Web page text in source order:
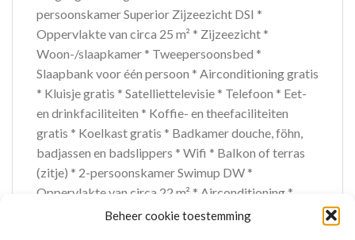
Beheer cookie toestemming
persoonskamer Superior Zijzeezicht DSI *
Oppervlakte van circa 25 m² * Zijzeezicht *
Woon-/slaapkamer * Tweepersoonsbed *
Slaapbank voor één persoon * Airconditioning gratis
* Kluisje gratis * Satelliettelevisie * Telefoon * Eet-
en drinkfaciliteiten * Koffie- en theefaciliteiten
gratis * Koelkast gratis * Badkamer douche, föhn,
badjassen en badslippers * Wifi * Balkon of terras
(zitje) * 2-persoonskamer Swimup DW *
Oppervlakte van circa 22 m² * Airconditioning *
Kluisje * Televisie * Telefoon tegen betaling * Eet- en